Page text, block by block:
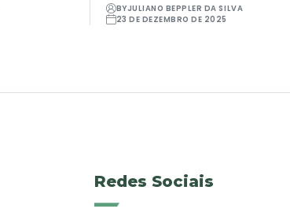
BYJULIANO BEPPLER DA SILVA
23 DE DEZEMBRO DE 2025
Redes Sociais